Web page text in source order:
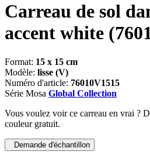
Carreau de sol
accent white
Format: 15 x 15 cm
Modèle: lisse (V)
Numéro d'article: 76010V1515
Série Mosa Global Collection
Vous voulez voir ce carreau en vrai ?
couleur gratuit.
Demande d'échantillon